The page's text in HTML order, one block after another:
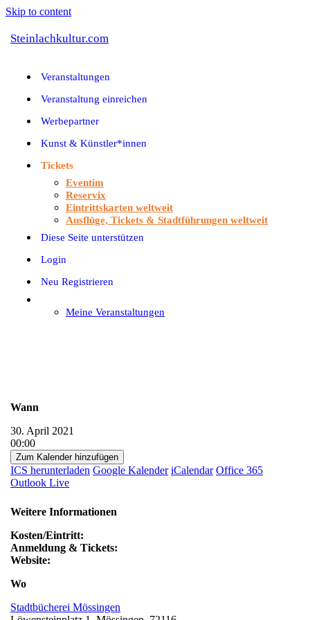
Skip to content
Steinlachkultur.com
Veranstaltungen
Veranstaltung einreichen
Werbepartner
Kunst & Künstler*innen
Tickets
Eventim
Reservix
Eintrittskarten weltweit
Ausflüge, Tickets & Stadtführungen weltweit
Diese Seite unterstützen
Login
Neu Registrieren
Meine Veranstaltungen
Wann
30. April 2021
00:00
Zum Kalender hinzufügen
ICS herunterladen Google Kalender iCalendar Office 365
Outlook Live
Weitere Informationen
Kosten/Eintritt:
Anmeldung & Tickets:
Website:
Wo
Stadtbücherei Mössingen